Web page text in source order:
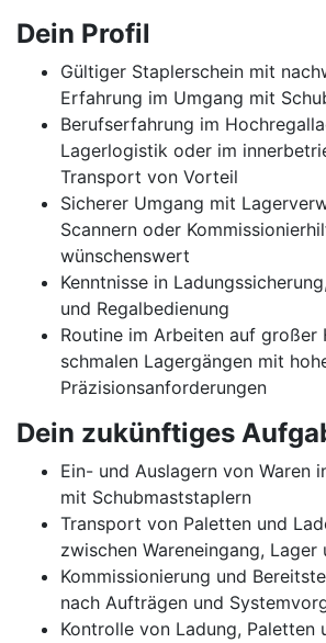
Dein Profil
Gültiger Staplerschein mit
Erfahrung im Umgang mit
Berufserfahrung im
Lagerlogistik oder im
Transport von Vorteil
Sicherer Umgang mit
Scannern oder
wünschenswert
Kenntnisse in
und Regalbedienung
Routine im Arbeiten auf großer
schmalen Lagergängen mit
Präzisionsanforderungen
Dein zukünftiges
Ein- und Auslagern von Waren
mit Schubmaststaplern
Transport von Paletten und
zwischen Wareneingang, Lager
Kommissionierung und
nach Aufträgen und
Kontrolle von Ladung, Paletten